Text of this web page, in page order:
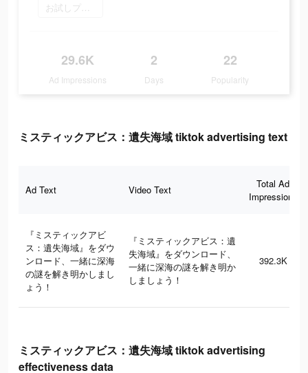
お試しプレイ
29.6K
Ad Impressions
2
Days
22
Popularity
ミスティックアビス：遺失海域 tiktok advertising text
Ad Text Video Text
Total Ad
Impressions
『ミスティックアビ
ス：遺失海域』をダウ
ンロード、一緒に深海
の謎を解き明かしまし
ょう！
『ミスティックアビス：遺
失海域』をダウンロード、
一緒に深海の謎を解き明か
しましょう！
392.3K
ミスティックアビス：遺失海域 tiktok advertising
effectiveness data